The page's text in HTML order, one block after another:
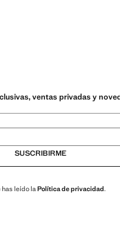
ventas privadas y
SUSCRIBIRME
leído laPolítica de privacidad.